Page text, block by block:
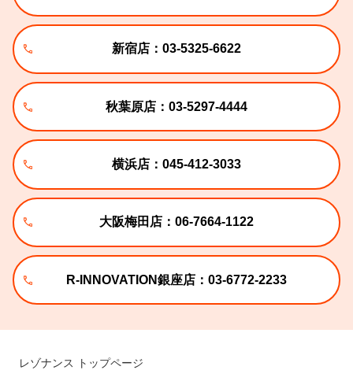
新宿店：03-5325-6622
秋葉原店：03-5297-4444
横浜店：045-412-3033
大阪梅田店：06-7664-1122
R-INNOVATION銀座店：03-6772-2233
レゾナンス トップページ